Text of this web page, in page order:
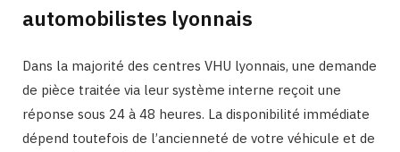
automobilistes lyonnais
Dans la majorité des centres VHU lyonnais, une demande
de pièce traitée via leur système interne reçoit une
réponse sous 24 à 48 heures. La disponibilité immédiate
dépend toutefois de l’ancienneté de votre véhicule et de